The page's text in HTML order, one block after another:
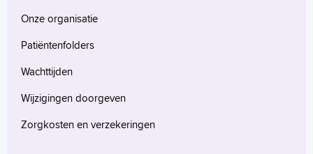
Onze organisatie
Patiëntenfolders
Wachttijden
Wijzigingen doorgeven
Zorgkosten en verzekeringen